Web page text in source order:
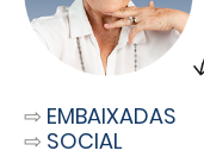
⇨ EMBAIXADAS
⇨ SOCIAL